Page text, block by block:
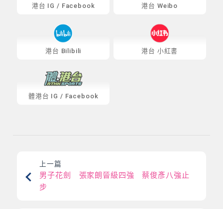
港台 IG / Facebook 港台 Weibo
港台 Bilibili 港台 小紅書
體港台 IG / Facebook
上一篇
男子花劍 張家朗晉級四強 蔡俊彥八強止
步